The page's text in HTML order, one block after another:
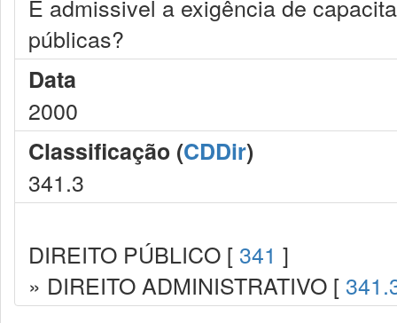
É admissivel a exigência de
públicas?
Data
2000
Classificação (CDDir)
341.3
DIREITO PÚBLICO [ 341 ]
» DIREITO ADMINISTRATIVO [